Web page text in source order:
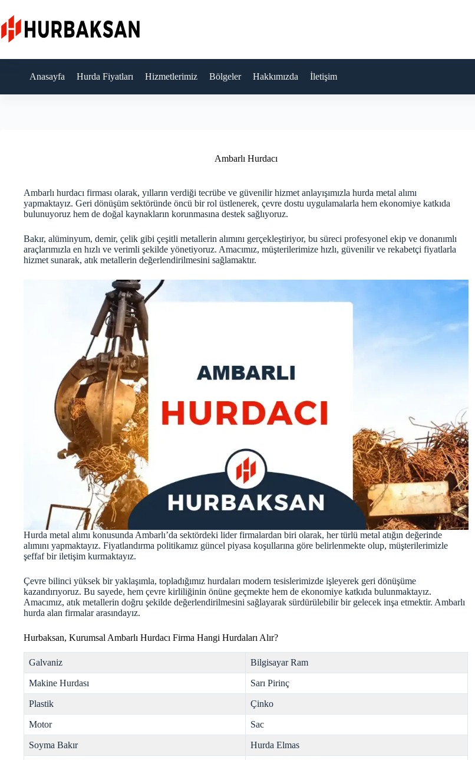
content
Anasayfa Hurda Fiyatları Hizmetlerimiz Bölgeler Hakkımızda İletişim
Ambarlı Hurdacı
Ambarlı hurdacı firması olarak, yılların verdiği tecrübe ve güvenilir hizmet anlayışımızla hurda metal alımı
yapmaktayız. Geri dönüşüm sektöründe öncü bir rol üstlenerek, çevre dostu uygulamalarla hem ekonomiye katkıda
bulunuyoruz hem de doğal kaynakların korunmasına destek sağlıyoruz.
Bakır, alüminyum, demir, çelik gibi çeşitli metallerin alımını gerçekleştiriyor, bu süreci profesyonel ekip ve donanımlı
araçlarımızla en hızlı ve verimli şekilde yönetiyoruz. Amacımız, müşterilerimize hızlı, güvenilir ve rekabetçi fiyatlarla
hizmet sunarak, atık metallerin değerlendirilmesini sağlamaktır.
Hurda metal alımı konusunda Ambarlı’da sektördeki lider firmalardan biri olarak, her türlü metal atığın değerinde
alımını yapmaktayız. Fiyatlandırma politikamız güncel piyasa koşullarına göre belirlenmekte olup, müşterilerimizle
şeffaf bir iletişim kurmaktayız.
Çevre bilinci yüksek bir yaklaşımla, topladığımız hurdaları modern tesislerimizde işleyerek geri dönüşüme
kazandırıyoruz. Bu sayede, hem çevre kirliliğinin önüne geçmekte hem de ekonomiye katkıda bulunmaktayız.
Amacımız, atık metallerin doğru şekilde değerlendirilmesini sağlayarak sürdürülebilir bir gelecek inşa etmektir. Ambarlı
hurda alan firmalar arasındayız.
Hurbaksan, Kurumsal Ambarlı Hurdacı Firma Hangi Hurdaları Alır?
Galvaniz Bilgisayar Ram
Makine Hurdası Sarı Pirinç
Plastik Çinko
Motor Sac
Soyma Bakır Hurda Elmas